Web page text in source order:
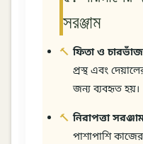
সরঞ্জাম
ফিতা ও
প্রস্থ এবং
জন্য ব্যবহৃত হয়।
নিরাপত্তা
পাশাপাশি